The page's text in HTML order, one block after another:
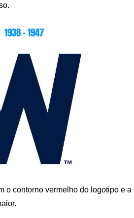
1938 – 1947
o contorno vermelho do logotipo e a